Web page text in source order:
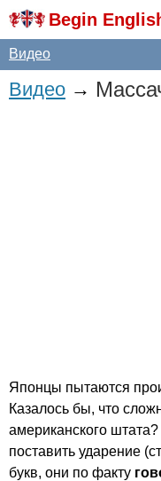
Begin
Видео
Видео →
Японцы пытаются
Казалось бы, что
американского
поставить ударение
букв, они по факту